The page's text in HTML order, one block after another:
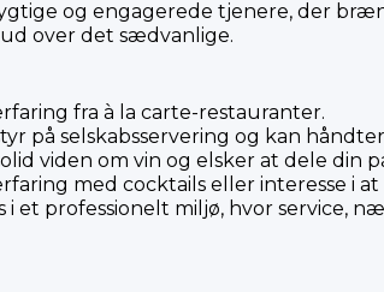
og engagerede tjenere, der
over det sædvanlige.
fra à la carte-restauranter.
på selskabsservering og kan
viden om vin og elsker at dele din
med cocktails eller interesse i
i et professionelt miljø, hvor service,